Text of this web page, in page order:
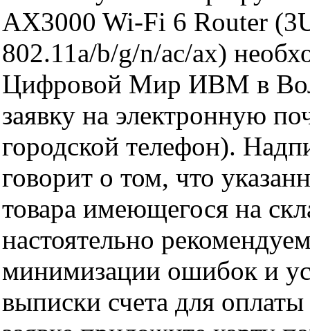
AX3000 Wi-Fi 6 Router
802.11a/b/g/n/ac/ax)
Цифровой Мир ИВМ в
заявку на электронную
городской телефон).
говорит о том, что
товара имеющегося на
настоятельно
минимизации ошибок и
выписки счета для